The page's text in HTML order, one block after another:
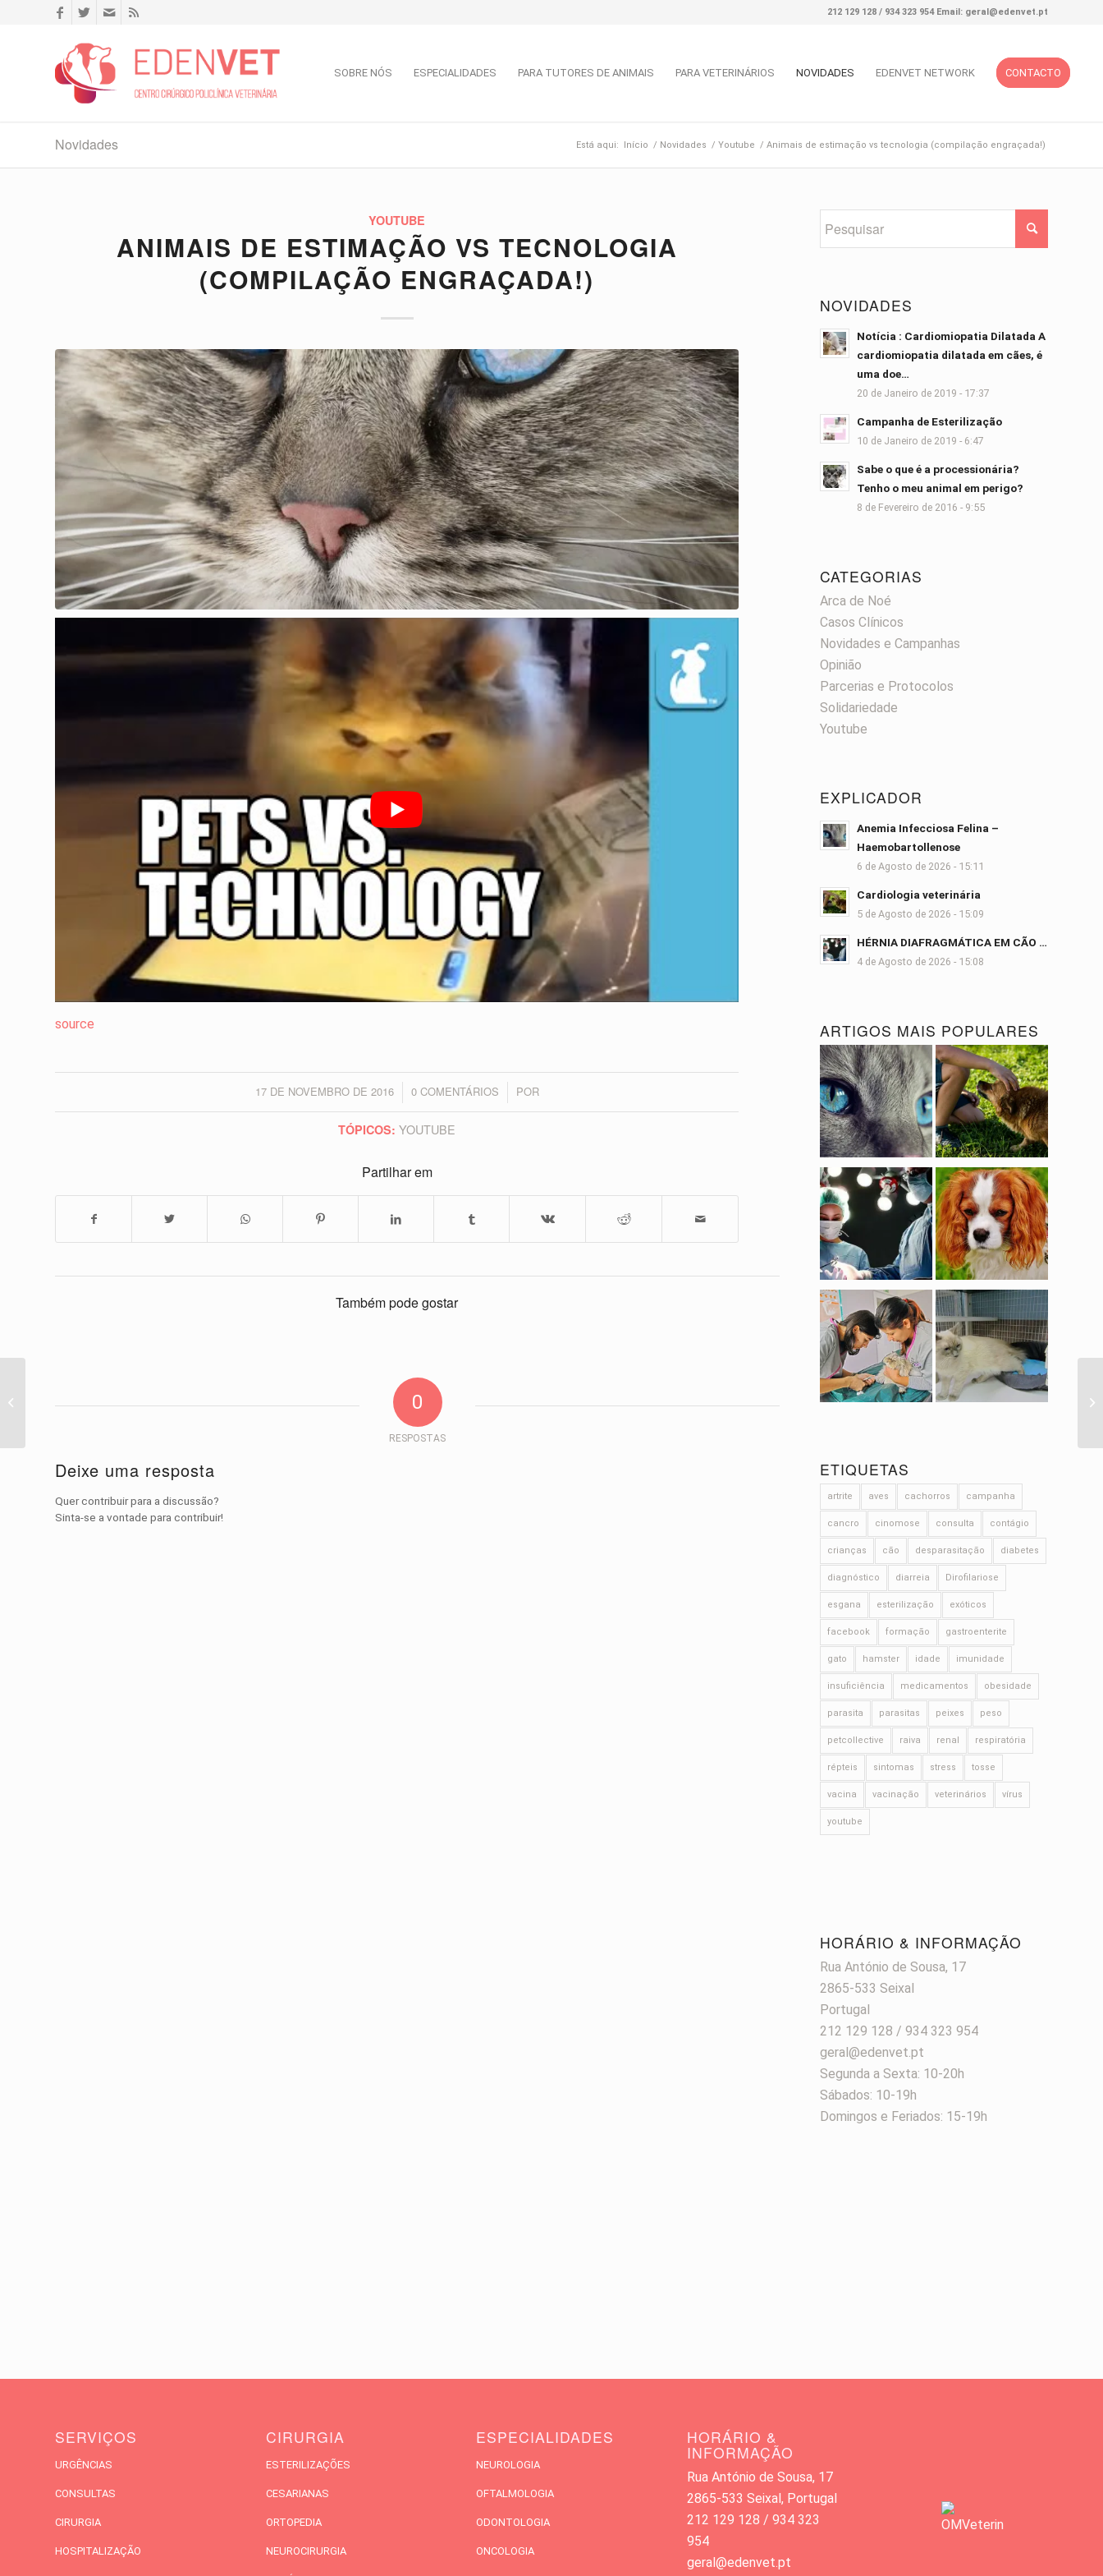
212 129 128 / 934 323 954 Email: geral@edenvet.pt
SOBRE NÓS ESPECIALIDADES PARA TUTORES DE ANIMAIS PARA VETERINÁRIOS NOVIDADES EDENVET NETWORK CONTACTO
Novidades Está aqui: Início / Novidades / Youtube / Animais de estimação vs tecnologia (compilação engraçada!)
YOUTUBE
ANIMAIS DE ESTIMAÇÃO VS TECNOLOGIA
(COMPILAÇÃO ENGRAÇADA!)
source
17 DE NOVEMBRO DE 2016
/ 0 COMENTÁRIOS
/ POR
TÓPICOS: YOUTUBE
Partilhar em
Também pode gostar
0
RESPOSTAS
Deixe uma resposta
Quer contribuir para a discussão?
Sinta-se a vontade para contribuir!
NOVIDADES
Notícia : Cardiomiopatia Dilatada A
cardiomiopatia dilatada em cães, é
uma doe…
20 de Janeiro de 2019 - 17:37
Campanha de Esterilização
10 de Janeiro de 2019 - 6:47
Sabe o que é a processionária?
Tenho o meu animal em perigo?
8 de Fevereiro de 2016 - 9:55
CATEGORIAS
Arca de Noé
Casos Clínicos
Novidades e Campanhas
Opinião
Parcerias e Protocolos
Solidariedade
Youtube
EXPLICADOR
Anemia Infecciosa Felina –
Haemobartollenose
6 de Agosto de 2026 - 15:11
Cardiologia veterinária
5 de Agosto de 2026 - 15:09
HÉRNIA DIAFRAGMÁTICA EM CÃO …
4 de Agosto de 2026 - 15:08
ARTIGOS MAIS POPULARES
ETIQUETAS
artrite aves cachorros campanha
cancro cinomose consulta contágio
crianças cão desparasitação diabetes
diagnóstico diarreia Dirofilariose
esgana esterilização exóticos
facebook formação gastroenterite
gato hamster idade imunidade
insuficiência medicamentos obesidade
parasita parasitas peixes peso
petcollective raiva renal respiratória
répteis sintomas stress tosse
vacina vacinação veterinários vírus
youtube
HORÁRIO & INFORMAÇÃO
Rua António de Sousa, 17
2865-533 Seixal
Portugal
212 129 128 / 934 323 954
geral@edenvet.pt
Segunda a Sexta: 10-20h
Sábados: 10-19h
Domingos e Feriados: 15-19h
SERVIÇOS
URGÊNCIAS
CONSULTAS
CIRURGIA
HOSPITALIZAÇÃO
CIRURGIA
ESTERILIZAÇÕES
CESARIANAS
ORTOPEDIA
NEUROCIRURGIA
ESPECIALIDADES
NEUROLOGIA
OFTALMOLOGIA
ODONTOLOGIA
ONCOLOGIA
HORÁRIO &
INFORMAÇÃO
Rua António de Sousa, 17
2865-533 Seixal, Portugal
212 129 128 / 934 323
954
geral@edenvet.pt